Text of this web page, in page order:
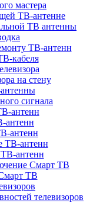
мастера
ТВ-антенне
ТВ антенны
ТВ-антенн
кабеля
на стену
сигнала
антенн
антенн
антенн
ТВ-антенн
антенн
Смарт ТВ
ТВ
телевизоров